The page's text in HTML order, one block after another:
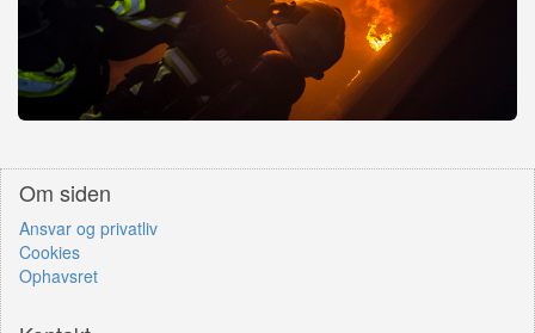
Om siden
Ansvar og privatliv
Cookies
Ophavsret